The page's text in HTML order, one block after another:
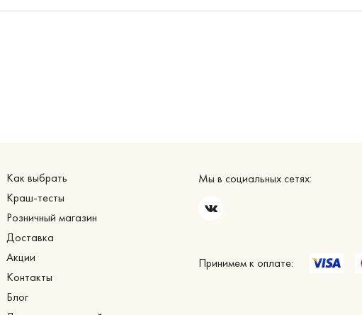
Как выбрать
Краш-тесты
Розничный магазин
Доставка
Акции
Контакты
Блог
Мы в социальных сетях:
Принимем к оплате: